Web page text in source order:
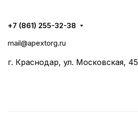
+7 (861) 255-32-38
mail@apextorg.ru
г. Краснодар, ул. Московская, 45